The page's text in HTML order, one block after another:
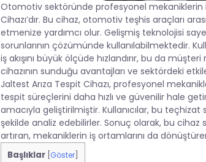
Otomotiv sektöründe profesyonel mekaniklerin
Cihazı’dır. Bu cihaz, otomotiv teşhis araçları
etmenize yardımcı olur. Gelişmiş teknolojisi
sorunlarının çözümünde kullanılabilmektedir.
iş akışını büyük ölçüde hızlandırır, bu da
cihazının sunduğu avantajları ve sektördeki
Jaltest Arıza Tespit Cihazı, profesyonel
tespit süreçlerini daha hızlı ve güvenilir hale
amacıyla geliştirilmiştir. Kullanıcılar, bu teçhizat
şekilde analiz edebilirler. Sonuç olarak, bu
artıran, mekaniklerin iş ortamlarını da
Başlıklar Göster]